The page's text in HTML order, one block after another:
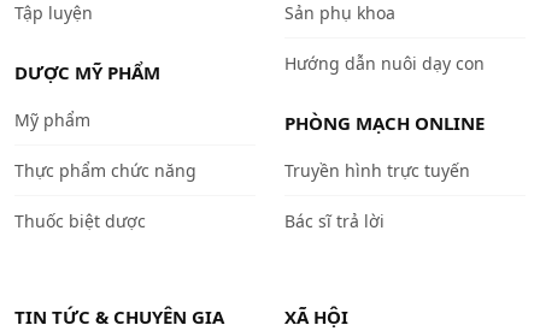
Tập luyện
DƯỢC MỸ PHẨM
Mỹ phẩm
Thực phẩm chức năng
Thuốc biệt dược
Sản phụ khoa
Hướng dẫn nuôi dạy con
PHÒNG MẠCH ONLINE
Truyền hình trực tuyến
Bác sĩ trả lời
TIN TỨC & CHUYÊN GIA XÃ HỘI